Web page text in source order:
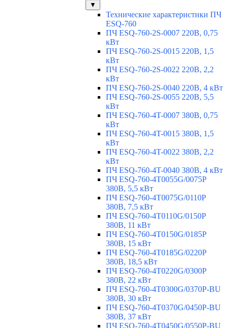
▼
Технические характеристики ПЧ
ESQ-760
ПЧ ESQ-760-2S-0007 220В, 0,75
кВт
ПЧ ESQ-760-2S-0015 220В, 1,5
кВт
ПЧ ESQ-760-2S-0022 220В, 2,2
кВт
ПЧ ESQ-760-2S-0040 220В, 4 кВт
ПЧ ESQ-760-2S-0055 220В, 5,5
кВт
ПЧ ESQ-760-4T-0007 380В, 0,75
кВт
ПЧ ESQ-760-4T-0015 380В, 1,5
кВт
ПЧ ESQ-760-4T-0022 380В, 2,2
кВт
ПЧ ESQ-760-4T-0040 380В, 4 кВт
ПЧ ESQ-760-4T0055G/0075P
380В, 5,5 кВт
ПЧ ESQ-760-4T0075G/0110P
380В, 7,5 кВт
ПЧ ESQ-760-4T0110G/0150P
380В, 11 кВт
ПЧ ESQ-760-4T0150G/0185P
380В, 15 кВт
ПЧ ESQ-760-4T0185G/0220P
380В, 18,5 кВт
ПЧ ESQ-760-4T0220G/0300P
380В, 22 кВт
ПЧ ESQ-760-4T0300G/0370P-BU
380В, 30 кВт
ПЧ ESQ-760-4T0370G/0450P-BU
380В, 37 кВт
ПЧ ESQ-760-4T0450G/0550P-BU